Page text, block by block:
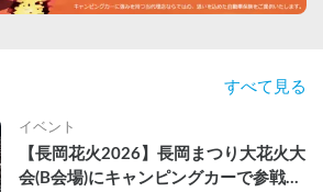
すべて見る
イベント
【長岡花火2026】長岡まつり大花火大
会(B会場)にキャンピングカーで参戦し